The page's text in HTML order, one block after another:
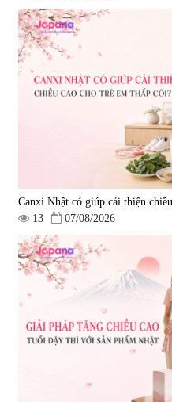
Viên uống hỗ trợ tăng cường
sinh lý nam Fujina Monster Shot
150 viên
880.000 đ
Viên uống phòng ngừa đột quỵ,
tai biến Nattokinase Nano
Premium 120 viên 149.877
2.290.000 đ
Canxi Nhật có giúp cải thiện
13
07/08/2026